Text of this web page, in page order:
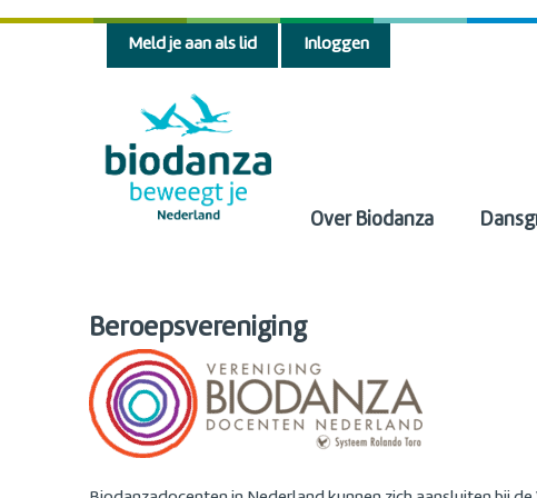
Meld je aan als lid Inloggen
Over Biodanza
Beroepsvereniging